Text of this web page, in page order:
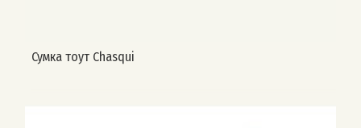
Сумка тоут Chasqui